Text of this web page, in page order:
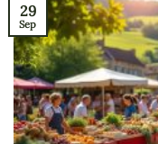
29
Sep